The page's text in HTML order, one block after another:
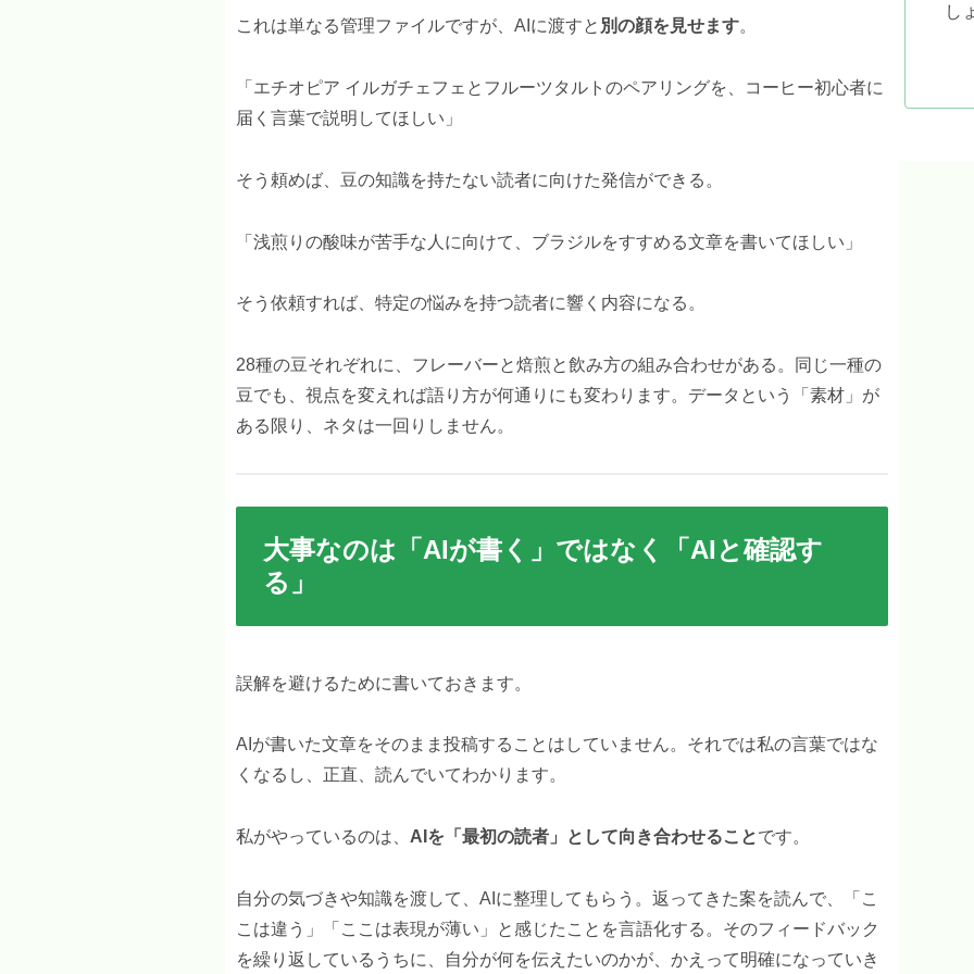
これは単なる管理ファイルですが、AIに渡すと 別の顔を見せます。
「エチオピア イルガチェフェとフルーツタルトのペアリングを、コーヒー初心者に
届く言葉で説明してほしい」
そう頼めば、豆の知識を持たない読者に向けた発信ができる。
「浅煎りの酸味が苦手な人に向けて、ブラジルをすすめる文章を書いてほしい」
そう依頼すれば、特定の悩みを持つ読者に響く内容になる。
28種の豆それぞれに、フレーバーと焙煎と飲み方の組み合わせがある。同じ一種の
豆でも、視点を変えれば語り方が何通りにも変わります。データという「素材」が
ある限り、ネタは一回りしません。
大事なのは「AIが書く」ではなく「AIと確認す
る」
誤解を避けるために書いておきます。
AIが書いた文章をそのまま投稿することはしていません。それでは私の言葉ではな
くなるし、正直、読んでいてわかります。
私がやっているのは、 AIを「最初の読者」として向き合わせることです。
自分の気づきや知識を渡して、AIに整理してもらう。返ってきた案を読んで、「こ
こは違う」「ここは表現が薄い」と感じたことを言語化する。そのフィードバック
を繰り返しているうちに、自分が何を伝えたいのかが、かえって明確になっていき
し